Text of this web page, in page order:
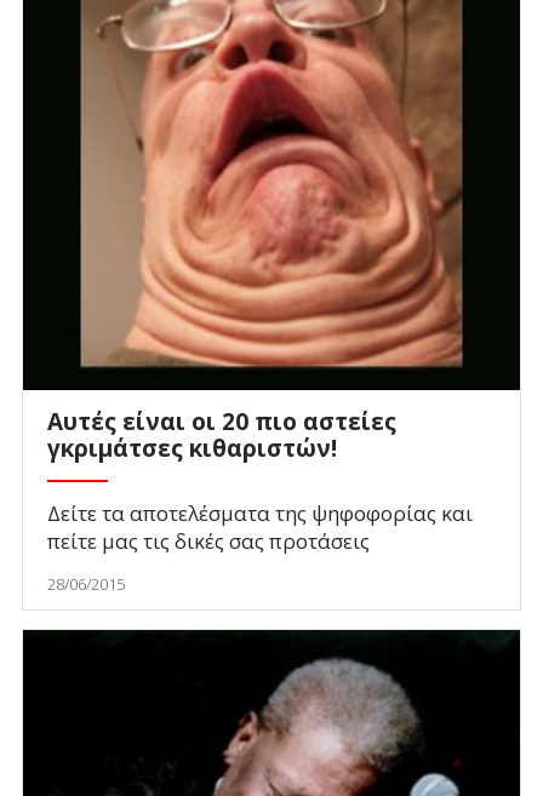
Αυτές είναι οι 20 πιο αστείες
γκριμάτσες κιθαριστών!
Δείτε τα αποτελέσματα της ψηφοφορίας και
πείτε μας τις δικές σας προτάσεις
28/06/2015